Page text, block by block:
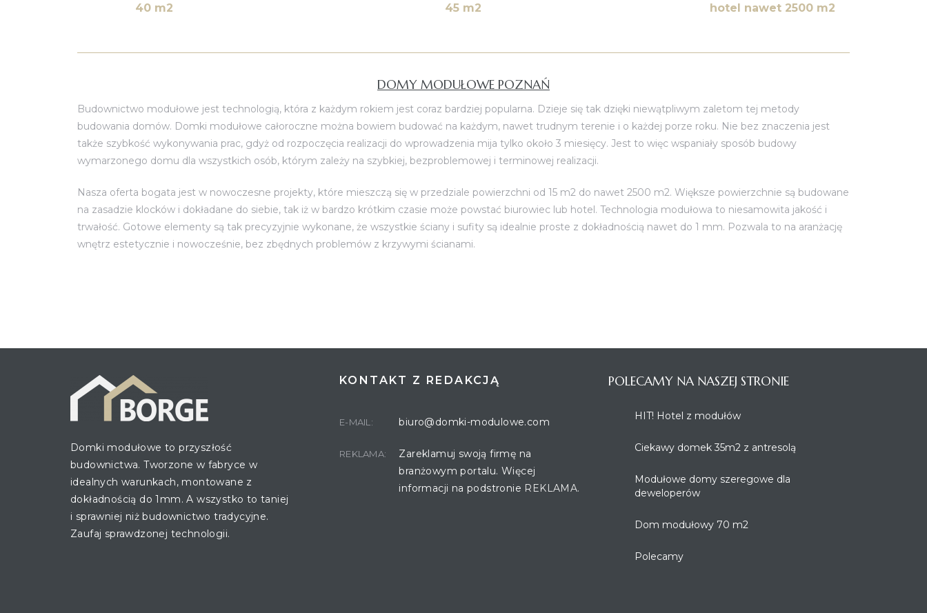
40 m2 45 m2 hotel nawet 2500 m2
DOMY MODUŁOWE POZNAŃ
Budownictwo modułowe jest technologią, która z każdym rokiem jest coraz bardziej popularna. Dzieje się tak dzięki niewątpliwym zaletom tej metody
budowania domów. Domki modułowe całoroczne można bowiem budować na każdym, nawet trudnym terenie i o każdej porze roku. Nie bez znaczenia jest
także szybkość wykonywania prac, gdyż od rozpoczęcia realizacji do wprowadzenia mija tylko około 3 miesięcy. Jest to więc wspaniały sposób budowy
wymarzonego domu dla wszystkich osób, którym zależy na szybkiej, bezproblemowej i terminowej realizacji.
Nasza oferta bogata jest w nowoczesne projekty, które mieszczą się w przedziale powierzchni od 15 m2 do nawet 2500 m2. Większe powierzchnie są budowane
na zasadzie klocków i dokładane do siebie, tak iż w bardzo krótkim czasie może powstać biurowiec lub hotel. Technologia modułowa to niesamowita jakość i
trwałość. Gotowe elementy są tak precyzyjnie wykonane, że wszystkie ściany i sufity są idealnie proste z dokładnością nawet do 1 mm. Pozwala to na aranżację
wnętrz estetycznie i nowocześnie, bez zbędnych problemów z krzywymi ścianami.
Domki modułowe to przyszłość
budownictwa. Tworzone w fabryce w
idealnych warunkach, montowane z
dokładnością do 1mm. A wszystko to taniej
i sprawniej niż budownictwo tradycyjne.
Zaufaj sprawdzonej technologii.
KONTAKT Z REDAKCJĄ
E-MAIL: biuro@domki-modulowe.com
REKLAMA:
Zareklamuj swoją firmę na
branżowym portalu. Więcej
informacji na podstronie REKLAMA.
POLECAMY NA NASZEJ STRONIE
HIT! Hotel z modułów
Ciekawy domek 35m2 z antresolą
Modułowe domy szeregowe dla
deweloperów
Dom modułowy 70 m2
Polecamy